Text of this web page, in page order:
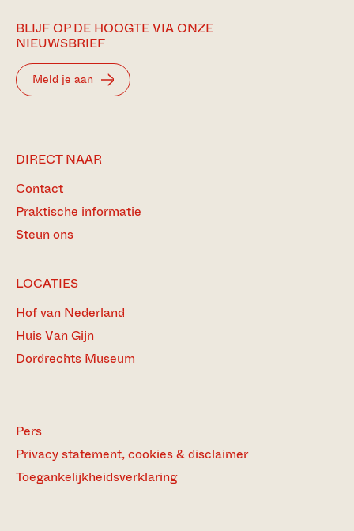
BLIJF OP DE HOOGTE VIA ONZE
NIEUWSBRIEF
Meld je aan
DIRECT NAAR
Contact
Praktische informatie
Steun ons
LOCATIES
Hof van Nederland
Huis Van Gijn
Dordrechts Museum
Pers
Privacy statement, cookies & disclaimer
Toegankelijkheidsverklaring